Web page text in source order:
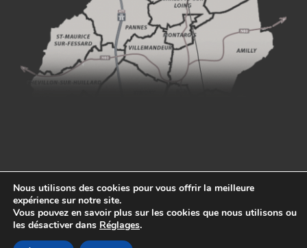
Nous utilisons des cookies pour vous offrir la meilleure
expérience sur notre site.
Vous pouvez en savoir plus sur les cookies que nous utilisons ou
les désactiver dans Réglages.